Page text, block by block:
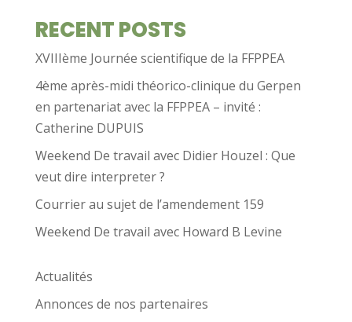
RECENT POSTS
XVIIIème Journée scientifique de la FFPPEA
4ème après-midi théorico-clinique du Gerpen
en partenariat avec la FFPPEA – invité :
Catherine DUPUIS
Weekend De travail avec Didier Houzel : Que
veut dire interpreter ?
Courrier au sujet de l’amendement 159
Weekend De travail avec Howard B Levine
Actualités
Annonces de nos partenaires